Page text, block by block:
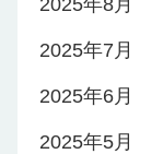
2025年7月
2025年6月
2025年5月